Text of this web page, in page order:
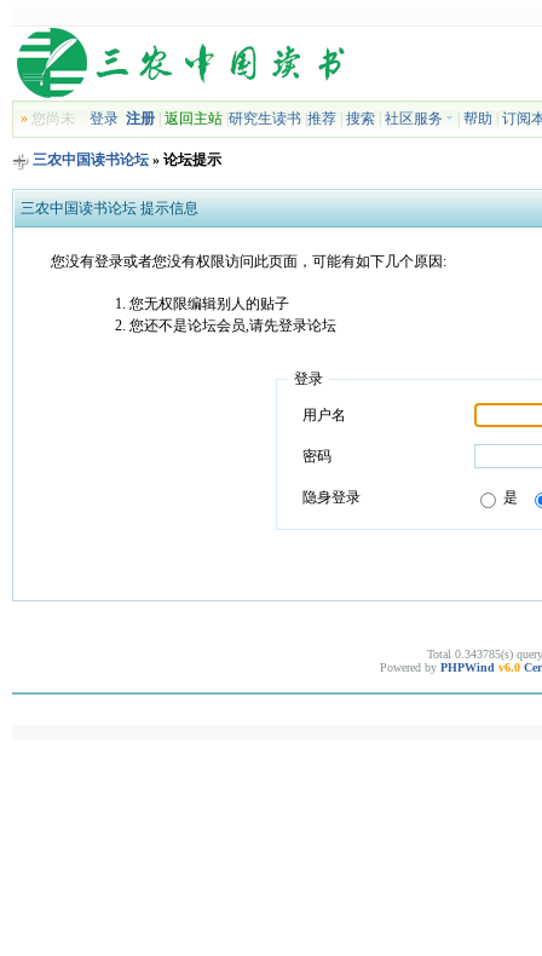
»您尚未 登录 注册| 返回主站| 研究生读书| 推荐| 搜索| 社区服务 帮助 订阅
三农中国读书论坛» 论坛提示
三农中国读书论坛 提示信息
您没有登录或者您没有权限访问此页面，可能有如下几个原因:
您无权限编辑别人的贴子
您还不是论坛会员,请先登录论坛
登录
用户名
密码
隐身登录 是
Total 0.343785(s)
Powered by PHPWind v6.0